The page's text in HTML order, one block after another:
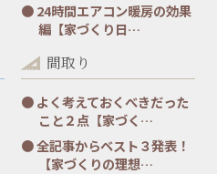
24時間エアコン暖房の効果
編【家づくり日…
間取り
よく考えておくべきだった
こと２点【家づく…
全記事からベスト３発表！
【家づくりの理想…